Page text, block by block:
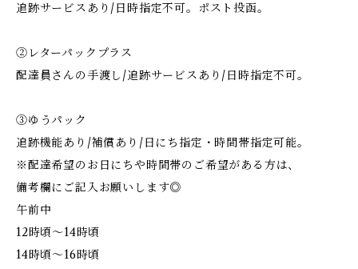
追跡サービスあり/日時指定不可。ポスト投函。
②レターパックプラス
配達員さんの手渡し/追跡サービスあり/日時指定不可。
③ゆうパック
追跡機能あり/補償あり/日にち指定・時間帯指定可能。
※配達希望のお日にちや時間帯のご希望がある方は、
備考欄にご記入お願いします◎
午前中
12時頃～14時頃
14時頃～16時頃